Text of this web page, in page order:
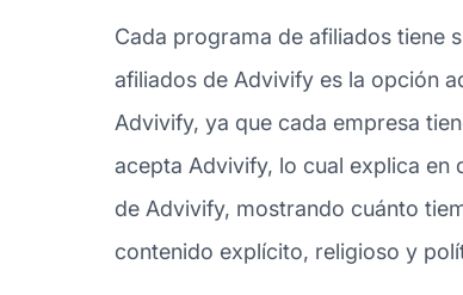
Cada programa de afiliados tiene
afiliados de Advivify es la opción
Advivify, ya que cada empresa
acepta Advivify, lo cual explica en
de Advivify, mostrando cuánto
contenido explícito, religioso y